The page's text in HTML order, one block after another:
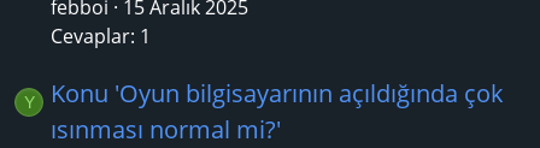
febboi
15 Aralık 2025
Cevaplar: 1
Y
Konu 'Oyun bilgisayarının açıldığında çok
ısınması normal mi?'